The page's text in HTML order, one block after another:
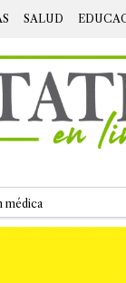
SALUD
médica